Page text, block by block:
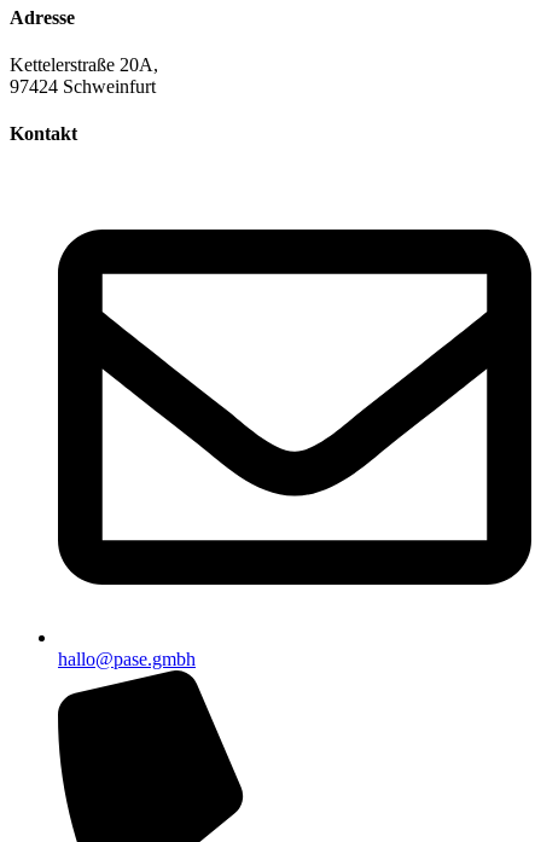
Adresse
Kettelerstraße 20A,
97424 Schweinfurt
Kontakt
hallo@pase.gmbh